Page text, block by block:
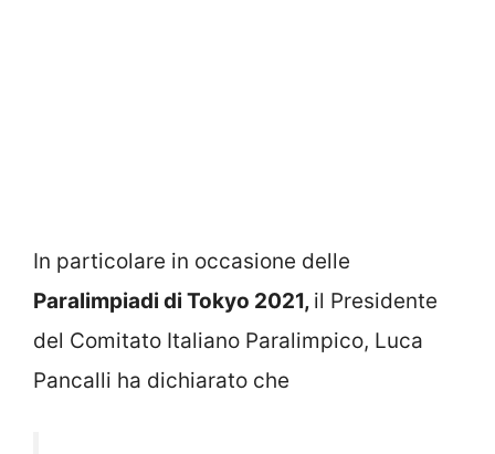
In particolare in occasione delle
Paralimpiadi di Tokyo 2021, il Presidente
del Comitato Italiano Paralimpico, Luca
Pancalli ha dichiarato che